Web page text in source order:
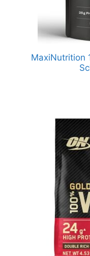
MaxiNutrition